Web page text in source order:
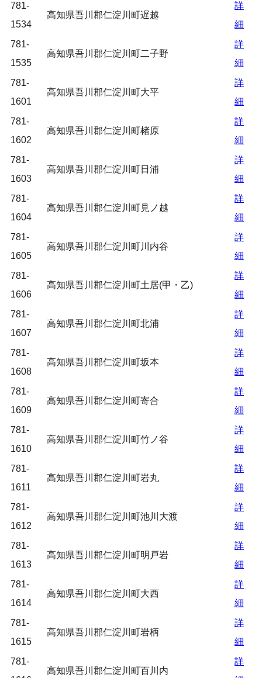
781-
1534
高知県吾川郡仁淀川町遅越
詳
細
781-
1535
高知県吾川郡仁淀川町二子野
詳
細
781-
1601
高知県吾川郡仁淀川町大平
詳
細
781-
1602
高知県吾川郡仁淀川町楮原
詳
細
781-
1603
高知県吾川郡仁淀川町日浦
詳
細
781-
1604
高知県吾川郡仁淀川町見ノ越
詳
細
781-
1605
高知県吾川郡仁淀川町川内谷
詳
細
781-
1606
高知県吾川郡仁淀川町土居(甲・乙)
詳
細
781-
1607
高知県吾川郡仁淀川町北浦
詳
細
781-
1608
高知県吾川郡仁淀川町坂本
詳
細
781-
1609
高知県吾川郡仁淀川町寄合
詳
細
781-
1610
高知県吾川郡仁淀川町竹ノ谷
詳
細
781-
1611
高知県吾川郡仁淀川町岩丸
詳
細
781-
1612
高知県吾川郡仁淀川町池川大渡
詳
細
781-
1613
高知県吾川郡仁淀川町明戸岩
詳
細
781-
1614
高知県吾川郡仁淀川町大西
詳
細
781-
1615
高知県吾川郡仁淀川町岩柄
詳
細
781-
高知県吾川郡仁淀川町百川内
詳